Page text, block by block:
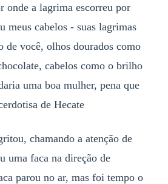
onde a lagrima escorreu por
meus cabelos - suas lagrimas
de você, olhos dourados como
cabelos como o brilho
uma boa mulher, pena que
de Hecate
chamando a atenção de
uma faca na direção de
parou no ar, mas foi tempo o